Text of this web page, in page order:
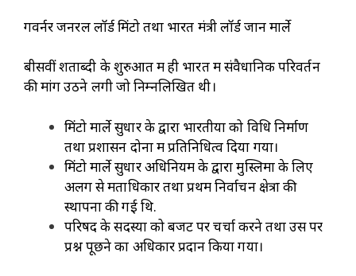
गवर्नर जनरल लॉर्ड मिंटो तथा भारत मंत्री लॉर्ड जान मार्ले
बीसवीं शताब्दी के शुरुआत में ही भारत में संवैधानिक परिवर्तन
की मांग उठने लगी जो निम्नलिखित थी।
मिंटो मार्ले सुधार के द्वारा भारतीयों को विधि निर्माण
तथा प्रशासन दोनों में प्रतिनिधित्व दिया गया।
मिंटो मार्ले सुधार अधिनियम के द्वारा मुस्लिमों के लिए
अलग से मताधिकार तथा प्रथम निर्वाचन क्षेत्रों की
स्थापना की गई थि.
परिषद के सदस्यों को बजट पर चर्चा करने तथा उस पर
प्रश्न पूछने का अधिकार प्रदान किया गया।